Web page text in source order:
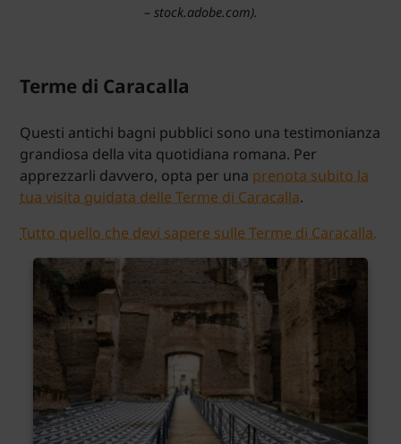
– stock.adobe.com).
Terme di Caracalla
Questi antichi bagni pubblici sono una testimonianza
grandiosa della vita quotidiana romana. Per
apprezzarli davvero, opta per una prenota subito la
tua visita guidata delle Terme di Caracalla.
Tutto quello che devi sapere sulle Terme di Caracalla.